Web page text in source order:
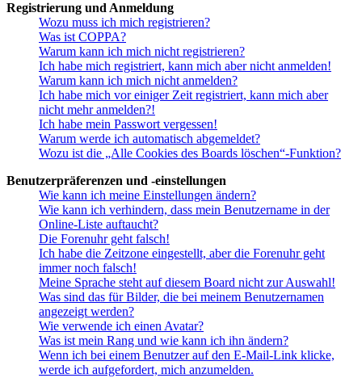
Registrierung und Anmeldung
Wozu muss ich mich registrieren?
Was ist COPPA?
Warum kann ich mich nicht registrieren?
Ich habe mich registriert, kann mich aber nicht anmelden!
Warum kann ich mich nicht anmelden?
Ich habe mich vor einiger Zeit registriert, kann mich aber
nicht mehr anmelden?!
Ich habe mein Passwort vergessen!
Warum werde ich automatisch abgemeldet?
Wozu ist die „Alle Cookies des Boards löschen“-Funktion?
Benutzerpräferenzen und -einstellungen
Wie kann ich meine Einstellungen ändern?
Wie kann ich verhindern, dass mein Benutzername in der
Online-Liste auftaucht?
Die Forenuhr geht falsch!
Ich habe die Zeitzone eingestellt, aber die Forenuhr geht
immer noch falsch!
Meine Sprache steht auf diesem Board nicht zur Auswahl!
Was sind das für Bilder, die bei meinem Benutzernamen
angezeigt werden?
Wie verwende ich einen Avatar?
Was ist mein Rang und wie kann ich ihn ändern?
Wenn ich bei einem Benutzer auf den E-Mail-Link klicke,
werde ich aufgefordert, mich anzumelden.